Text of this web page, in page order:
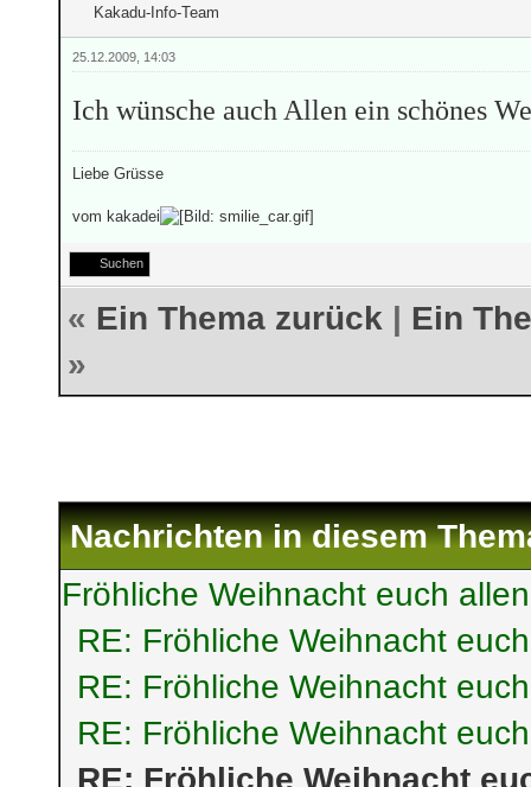
Kakadu-Info-Team
25.12.2009, 14:03
Ich wünsche auch Allen ein schönes
Liebe Grüsse
vom kakadei
Suchen
« Ein Thema zurück | Ein
»
Nachrichten in diesem
Fröhliche Weihnacht euch allen
RE: Fröhliche Weihnacht
RE: Fröhliche Weihnacht
RE: Fröhliche Weihnacht
RE: Fröhliche Weihnacht